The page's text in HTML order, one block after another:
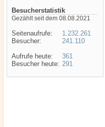
Besucherstatistik
Gezählt seit dem 08.08.2021
Seitenaufrufe:
Besucher:
Aufrufe heute:
Besucher heute:
1.232.261
241.110
361
291